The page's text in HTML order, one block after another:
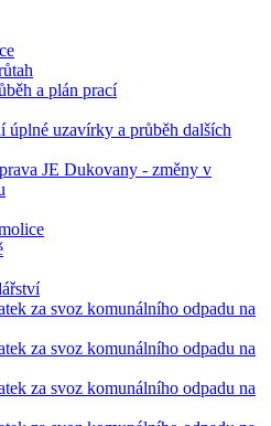
a plán prací
úplné uzavírky a průběh dalších
JE Dukovany - změny v
za svoz komunálního odpadu na
za svoz komunálního odpadu na
za svoz komunálního odpadu na